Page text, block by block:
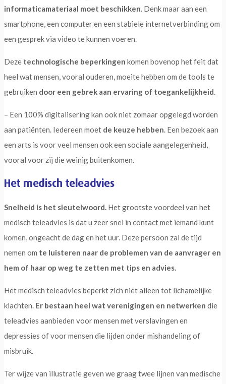
informaticamateriaal moet beschikken . Denk maar aan een
smartphone, een computer en een stabiele internetverbinding om
een gesprek via video te kunnen voeren.
Deze technologische beperkingen komen bovenop het feit dat
heel wat mensen, vooral ouderen, moeite hebben om de tools te
gebruiken door een gebrek aan ervaring of toegankelijkheid
– Een 100% digitalisering kan ook niet zomaar opgelegd worden
aan patiënten. Iedereen moet de keuze hebben . Een bezoek aan
een arts is voor veel mensen ook een sociale aangelegenheid,
vooral voor zij die weinig buitenkomen.
Het medisch teleadvies
Snelheid is het sleutelwoord. Het grootste voordeel van het
medisch teleadvies is dat u zeer snel in contact met iemand kunt
komen, ongeacht de dag en het uur. Deze persoon zal de tijd
nemen om te luisteren naar de problemen van de aanvrager en
hem of haar op weg te zetten met tips en advies.
Het medisch teleadvies beperkt zich niet alleen tot lichamelijke
klachten. Er bestaan heel wat verenigingen en netwerken die
teleadvies aanbieden voor mensen met verslavingen en
depressies of voor mensen die lijden onder mishandeling of
misbruik.
Ter wijze van illustratie geven we graag twee lijnen van medische